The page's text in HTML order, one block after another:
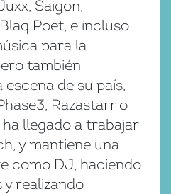
Saigon,
Poet, e incluso
para la
también
de su país,
Razastarr o
ha llegado a trabajar
y mantiene una
como DJ, haciendo
y realizando